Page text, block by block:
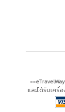
และได้รับเครื่